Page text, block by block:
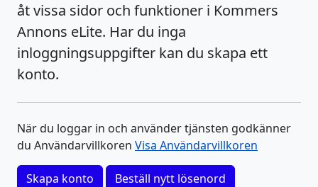
åt vissa sidor och funktioner i Kommers
Annons eLite. Har du inga
inloggningsuppgifter kan du skapa ett
konto.
När du loggar in och använder tjänsten godkänner
du Användarvillkoren Visa Användarvillkoren
Skapa konto Beställ nytt lösenord